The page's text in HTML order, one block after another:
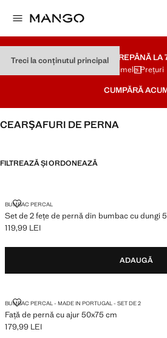
Treci la conținutul principalSOLDAREPÂNĂ LA
Ultimele Prețuri
CUMPĂRĂ
CEARŞAFURI DE PERNA
FILTREAZĂ ȘI ORDONEAZĂ
BUMBAC PERCAL
Set de 2 fețe de pernă din bumbac cu dungi
SET DE 2 FEȚE DE PERNĂ DIN BUMBAC
Preț actual [119,99 LEI ]
119,99 LEI
ADAUGĂ
BUMBAC PERCAL - MADE IN PORTUGAL - SET DE 2
Față de pernă cu ajur 50x75 cm
FAȚĂ DE PERNĂ CU AJUR 50X75 CM
Preț actual [179,99 LEI ]
179,99 LEI